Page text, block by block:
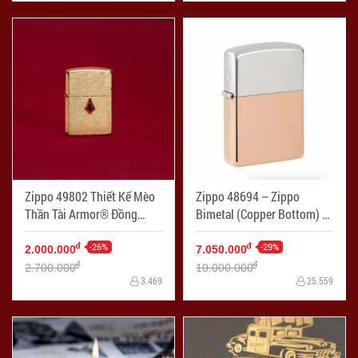
Zippo 49802 Thiết Kế Mèo
Thần Tài Armor® Đồng
Nguyên Khối - Mã SP:
ZPC4050
2.000.000đ -26%
2.700.000đ
3.469
Zippo 48694 – Zippo
Bimetal (Copper Bottom) -
Mã SP: ZPC4136
7.050.000đ -29%
10.000.000đ
25.559